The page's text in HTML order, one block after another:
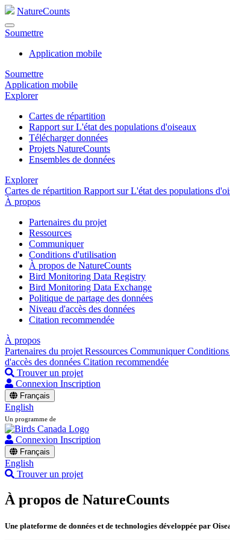
NatureCounts
Soumettre
Application mobile
Soumettre
Application mobile
Explorer
Cartes de répartition
Rapport sur L'état des populations d'oiseaux
Télécharger données
Projets NatureCounts
Ensembles de données
Explorer
Cartes de répartition Rapport sur L'état des populations
À propos
Partenaires du projet
Ressources
Communiquer
Conditions d'utilisation
À propos de NatureCounts
Bird Monitoring Data Registry
Bird Monitoring Data Exchange
Politique de partage des données
Niveau d'accès des données
Citation recommendée
À propos
Partenaires du projet Ressources Communiquer
d'accès des données Citation recommendée
Trouver un projet
Connexion Inscription
Français
English
Un programme de
Connexion Inscription
Français
English
Trouver un projet
À propos de NatureCounts
Une plateforme de données et de technologies développée par